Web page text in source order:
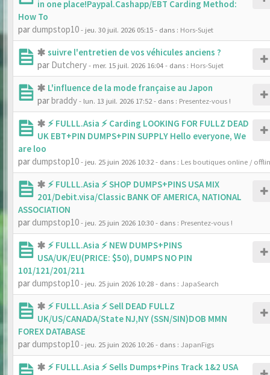
in one place!Paypal.Cashapp/EBT Carding Method:
How To
par dumpstop10- jeu. 30 juil. 2026 05:15- dans : Hors-Sujet
suivre l'entretien de vos véhicules anciens ?
par Dutchery- mer. 15 juil. 2026 16:04- dans : Hors-Sujet
L'influence de la mode française au Japon
parbraddy- lun. 13 juil. 2026 17:52- dans : Presentez-vous !
⚡ FULLL.Asia ⚡ Carding LOOKING FOR FULLZ DEAD
UK EBT+PIN DUMPS+PIN SUPPLY Hello everyone, We
are loo
par dumpstop10- jeu. 25 juin 2026 10:32- dans : Les boutiques online /
⚡ FULLL.Asia ⚡ SHOP DUMPS+PINS USA MIX
201/Debit.visa/Classic BANK OF AMERICA, NATIONAL
ASSOCIATION
par dumpstop10- jeu. 25 juin 2026 10:30- dans : Presentez-vous !
⚡ FULLL.Asia ⚡ NEW DUMPS+PINS
USA/UK/EU(PRICE: $50), DUMPS NO PIN
101/121/201/211
par dumpstop10- jeu. 25 juin 2026 10:28- dans : JapaSearch
⚡ FULLL.Asia ⚡ Sell DEAD FULLZ
UK/US/CANADA/State NJ,NY (SSN/SIN)DOB MMN
FOREX DATABASE
par dumpstop10- jeu. 25 juin 2026 10:26- dans : JapanFigs
⚡ FULLL.Asia ⚡ Sells Dumps+Pins Track 1&2 USA